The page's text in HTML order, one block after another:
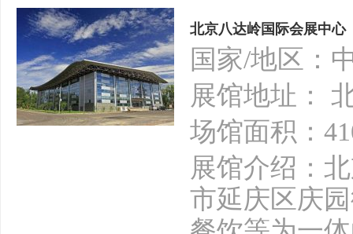
北京八达岭国际会展中心
国家/地区：
展馆地址：
场馆面积：
展馆介绍：
市延庆区庆